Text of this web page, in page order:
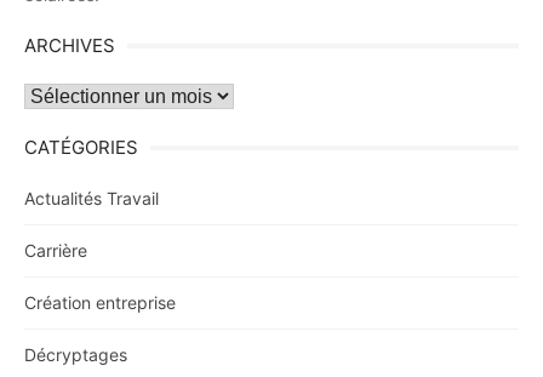
ARCHIVES
Archives
CATÉGORIES
Actualités Travail
Carrière
Création entreprise
Décryptages